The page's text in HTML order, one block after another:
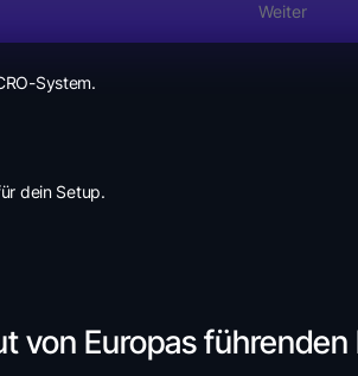
Weiter
System.
dein Setup.
von Europas